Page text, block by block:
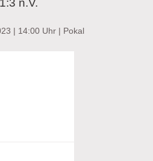
1:3 n.V.
| 14:00 Uhr | Pokal